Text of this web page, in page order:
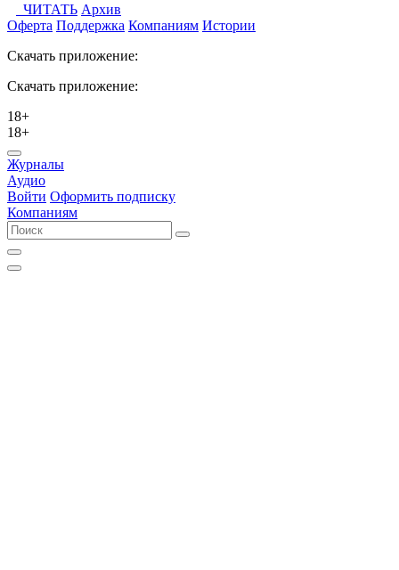
ЧИТАТЬ Архив
Оферта Поддержка Компаниям Истории
Скачать приложение:
Скачать приложение:
18+
18+
Журналы
Аудио
Войти Оформить подписку
Компаниям